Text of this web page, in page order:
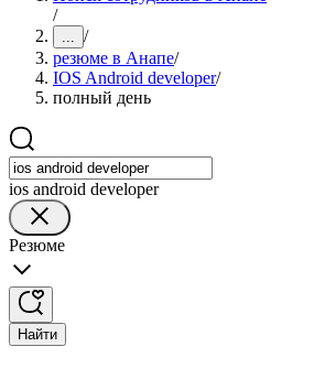
/
... /
резюме в Анапе/
IOS Android developer/
полный день
ios android developer
Резюме
Найти